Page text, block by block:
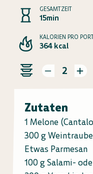
GESAMTZEIT
15min
KALORIEN PRO
364 kcal
2
Zutaten
1 Melone
300 g
Etwas Parmesan
100 g Salami-